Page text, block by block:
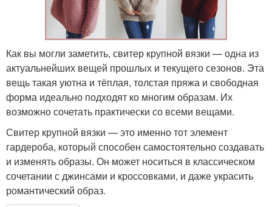
Как вы могли заметить, свитер крупной вязки — одна из
актуальнейших вещей прошлых и текущего сезонов. Эта
вещь такая уютна и тёплая, толстая пряжа и свободная
форма идеально подходят ко многим образам. Их
возможно сочетать практически со всеми вещами.
Свитер крупной вязки — это именно тот элемент
гардероба, который способен самостоятельно создавать
и изменять образы. Он может носиться в классическом
сочетании с джинсами и кроссовками, и даже украсить
романтический образ.